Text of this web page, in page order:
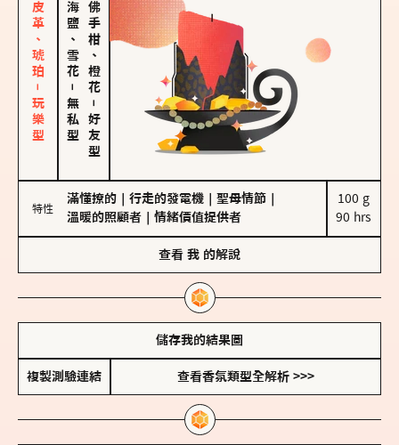
皮革、琥珀－玩樂型 海鹽、雪花
－
無私型
佛手柑、橙花
－
好友型
特性
滿懂撩的 行走的發電機 聖母情節
溫暖的照顧者
情緒價值提供者
100 g
90 hrs
查看 我 的解說
儲存我的結果圖
複製測驗連結 查看香氛類型全解析 >>>